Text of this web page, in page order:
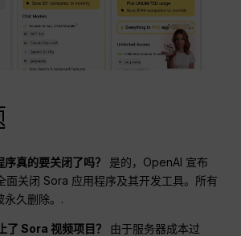
真的要关闭了吗？
是的，OpenAI 宣布
面关闭 Sora 应用程序及其开发工具。所有
永久删除。.
了 Sora 视频项目？
由于服务器成本过